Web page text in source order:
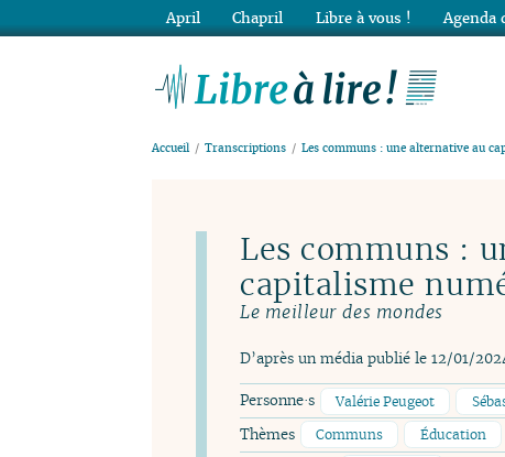
Accueil Transcriptions Les communs : une alternative au
Les communs :
capitalisme
Le meilleur des mondes
D’après un média publié le 12/01/
Personne·s Valérie Peugeot
Thèmes Communs Éducation
April Chapril Libre à vous ! Agenda